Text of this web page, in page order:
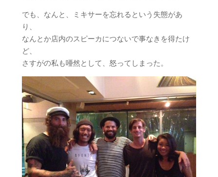
でも、なんと、ミキサーを忘れるという失態があ
り、
なんとか店内のスピーカにつないで事なきを得たけ
ど、
さすがの私も唖然として、怒ってしまった。